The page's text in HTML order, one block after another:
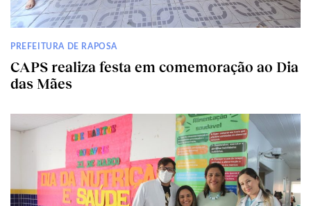
PREFEITURA DE RAPOSA
CAPS realiza festa em comemoração ao Dia
das Mães